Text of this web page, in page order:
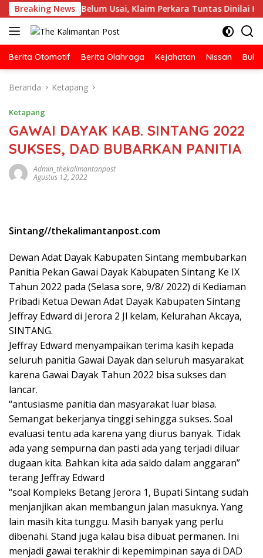
Langsung
ke
konten
Breaking News
Jurnalis Belum Usai, Klaim Perkara Tuntas Dinilai Keliru
Berita Otomotif Berita Olahraga Kejahatan Nissan
Beranda Ketapang
Ketapang
GAWAI DAYAK KAB. SINTANG 2022
SUKSES, DAD BUBARKAN PANITIA
Admin_thekalimantanpost
Agustus 12, 2022
Sintang//thekalimantanpost.com
Dewan Adat Dayak Kabupaten Sintang membubarkan
Panitia Pekan Gawai Dayak Kabupaten Sintang Ke IX
Tahun 2022 pada (Selasa sore, 9/8/ 2022) di Kediaman
Pribadi Ketua Dewan Adat Dayak Kabupaten Sintang
Jeffray Edward di Jerora 2 Jl kelam, Kelurahan Akcaya,
SINTANG.
Jeffray Edward menyampaikan terima kasih kepada
seluruh panitia Gawai Dayak dan seluruh masyarakat
karena Gawai Dayak Tahun 2022 bisa sukses dan
lancar.
“antusiasme panitia dan masyarakat luar biasa.
Semangat bekerjanya tinggi sehingga sukses. Soal
evaluasi tentu ada karena yang diurus banyak. Tidak
ada yang sempurna dan pasti ada yang terjadi diluar
dugaan kita. Bahkan kita ada saldo dalam anggaran”
terang Jeffray Edward
“soal Kompleks Betang Jerora 1, Bupati Sintang sudah
menjanjikan akan membangun jalan masuknya. Yang
lain masih kita tunggu. Masih banyak yang perlu
dibenahi. Stand juga kalau bisa dibuat permanen. Ini
menjadi gawai terakhir di kepemimpinan saya di DAD